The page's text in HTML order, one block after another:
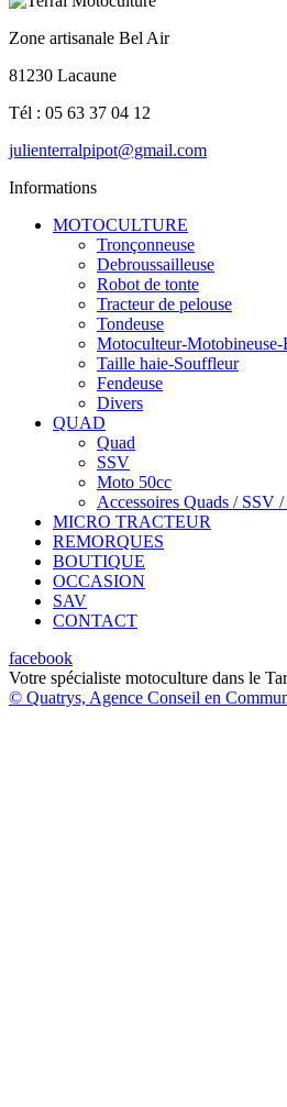
Zone artisanale Bel Air
81230 Lacaune
Tél : 05 63 37 04 12
julienterralpipot@gmail.com
Informations
MOTOCULTURE
Tronçonneuse
Debroussailleuse
Robot de tonte
Tracteur de pelouse
Tondeuse
Motoculteur-Motobineuse-
Taille haie-Souffleur
Fendeuse
Divers
QUAD
Quad
SSV
Moto 50cc
Accessoires Quads / SSV
MICRO TRACTEUR
REMORQUES
BOUTIQUE
OCCASION
SAV
CONTACT
facebook
Votre spécialiste motoculture dans le
© Quatrys, Agence Conseil en